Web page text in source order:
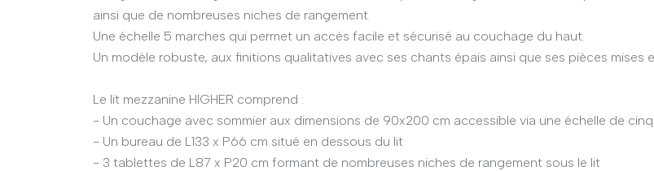
ainsi que de nombreuses niches de rangement.
Une échelle 5 marches qui permet un accès facile et sécurisé au couchage du haut.
Un modèle robuste, aux finitions qualitatives avec ses chants épais ainsi que ses pièces mises
Le lit mezzanine HIGHER comprend :
- Un couchage avec sommier aux dimensions de 90x200 cm accessible via une échelle de
- Un bureau de L133 x P66 cm situé en dessous du lit
- 3 tablettes de L87 x P20 cm formant de nombreuses niches de rangement sous le lit